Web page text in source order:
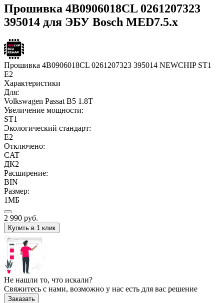
Прошивка 4B0906018CL 0261207323
395014 для ЭБУ Bosch MED7.5.x
Прошивка 4B0906018CL 0261207323 395014 NEWCHIP ST1
E2
Характеристики
Для:
Volkswagen Passat B5 1.8T
Увеличение мощности:
ST1
Экологический стандарт:
E2
Отключено:
CAT
ДК2
Расширение:
BIN
Размер:
1МБ
2 990 руб.
Купить в 1 клик
Не нашли то, что искали?
Свяжитесь с нами, возможно у нас есть для вас решение
Заказать